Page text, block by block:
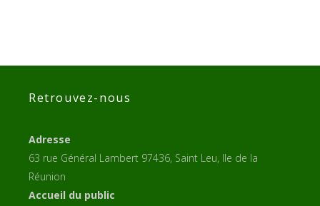
Retrouvez-nous
Adresse
63 rue Général Lambert 97436, Saint Leu, Ile de la
Réunion
Accueil du public